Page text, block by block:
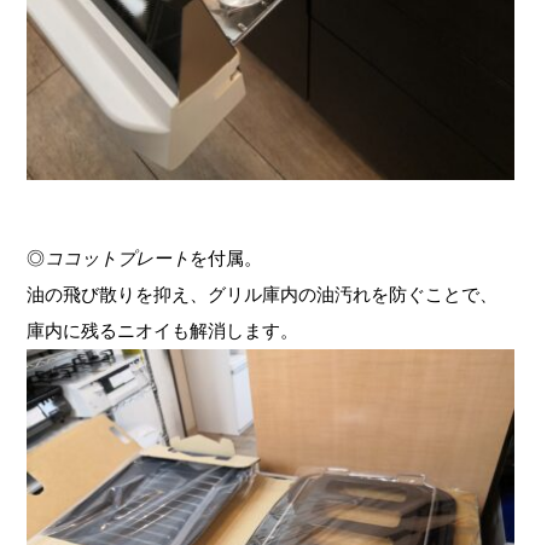
◎ココットプレート を付属。
油の飛び散りを抑え、グリル庫内の油汚れを防ぐことで、
庫内に残るニオイも解消します。